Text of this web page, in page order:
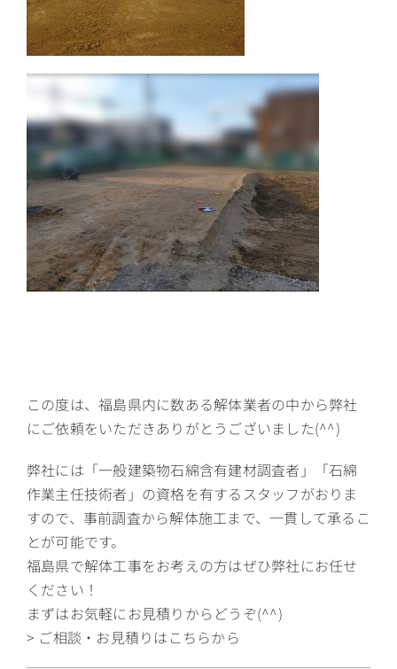
この度は、福島県内に数ある解体業者の中から弊社
にご依頼をいただきありがとうございました(^^)
弊社には「一般建築物石綿含有建材調査者」「石綿
作業主任技術者」の資格を有するスタッフがおりま
すので、事前調査から解体施工まで、一貫して承るこ
とが可能です。
福島県で解体工事をお考えの方はぜひ弊社にお任せ
ください！
まずはお気軽にお見積りからどうぞ(^^)
> ご相談・お見積りはこちらから